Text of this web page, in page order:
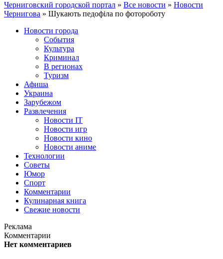
Черниговский городской портал » Все новости » Новости
Чернигова » Шукають педофіла по фотороботу
Новости города
События
Культура
Криминал
В регионах
Туризм
Афиша
Украина
Зарубежом
Развлечения
Новости IT
Новости игр
Новости кино
Новости аниме
Технологии
Советы
Юмор
Спорт
Комментарии
Кулинарная книга
Свежие новости
Реклама
Комментарии
Нет комментариев